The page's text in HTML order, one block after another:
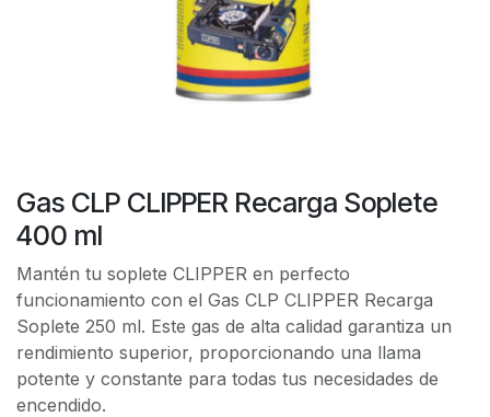
Gas CLP CLIPPER Recarga Soplete
400 ml
Mantén tu soplete CLIPPER en perfecto
funcionamiento con el Gas CLP CLIPPER Recarga
Soplete 250 ml. Este gas de alta calidad garantiza un
rendimiento superior, proporcionando una llama
potente y constante para todas tus necesidades de
encendido.